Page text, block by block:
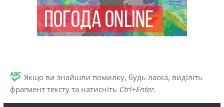
Якщо ви знайшли помилку, будь ласка, виділіть
фрагмент тексту та натисніть Ctrl+Enter.